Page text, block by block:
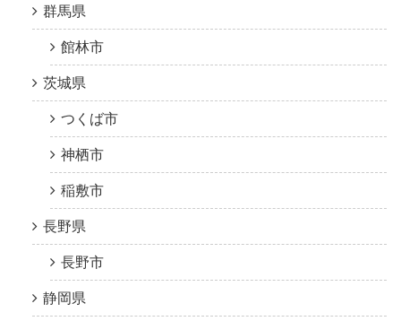
群馬県
館林市
茨城県
つくば市
神栖市
稲敷市
長野県
長野市
静岡県